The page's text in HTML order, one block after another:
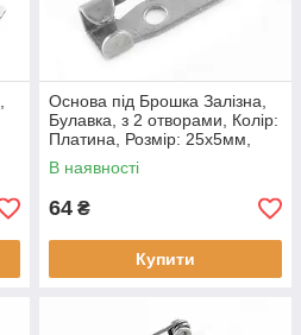
Основа під Брошка Залізна,
Булавка, з 2 отворами, Колір:
Платина, Розмір: 25х5мм,
Отв-ї 2 мм, (50 шт.)
В наявності
64 ₴
Купити